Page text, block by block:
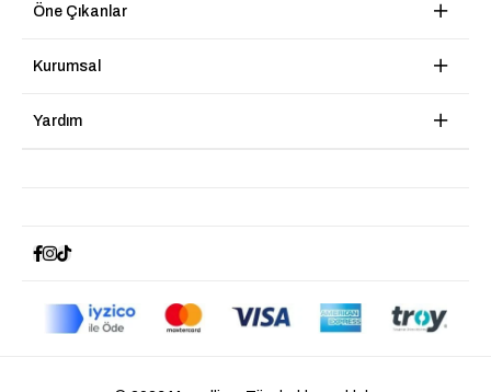
Öne Çıkanlar
Kurumsal
Yardım